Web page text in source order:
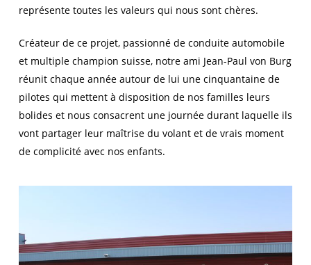
représente toutes les valeurs qui nous sont chères.
Créateur de ce projet, passionné de conduite automobile
et multiple champion suisse, notre ami Jean-Paul von Burg
réunit chaque année autour de lui une cinquantaine de
pilotes qui mettent à disposition de nos familles leurs
bolides et nous consacrent une journée durant laquelle ils
vont partager leur maîtrise du volant et de vrais moment
de complicité avec nos enfants.